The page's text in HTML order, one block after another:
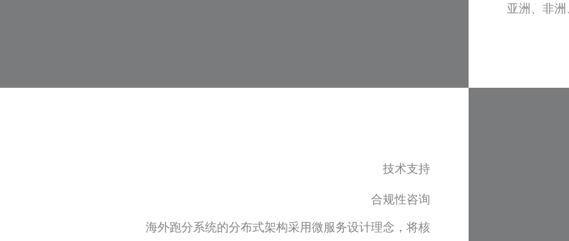
亚洲、非洲
技术支持
合规性咨询
海外跑分系统的分布式架构采用微服务设计理念，将核